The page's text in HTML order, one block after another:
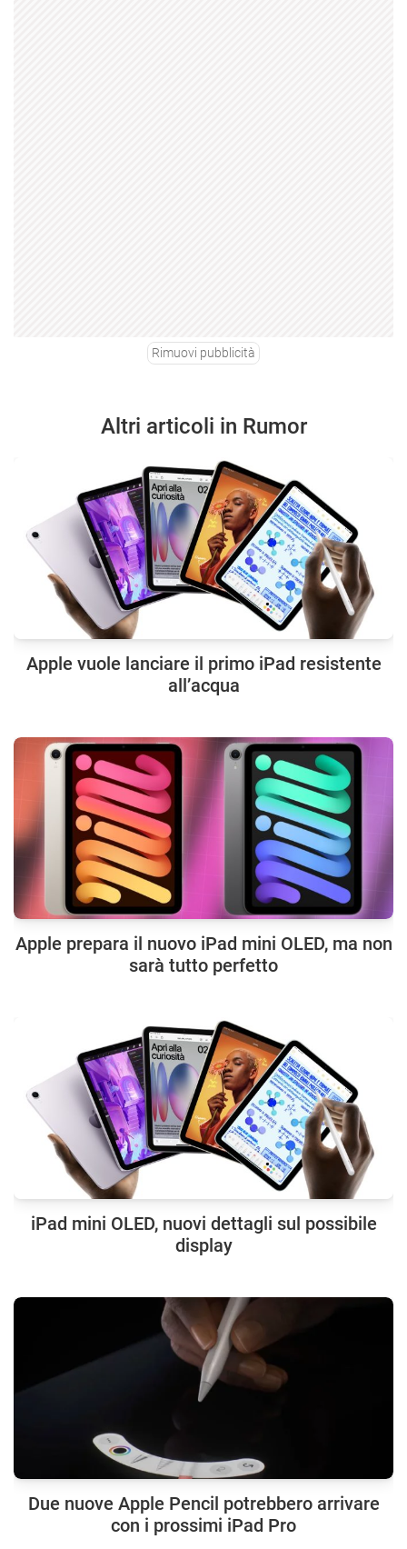
Rimuovi pubblicità
Altri articoli in Rumor
Apple vuole lanciare il primo iPad resistente
all’acqua
Apple prepara il nuovo iPad mini OLED, ma non
sarà tutto perfetto
iPad mini OLED, nuovi dettagli sul possibile
display
Due nuove Apple Pencil potrebbero arrivare
con i prossimi iPad Pro